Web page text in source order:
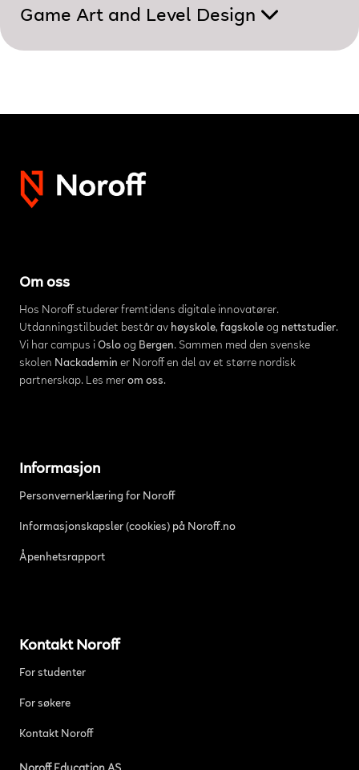
Game Art and Level Design
Om oss
Hos Noroff studerer fremtidens digitale innovatører.
Utdanningstilbudet består av høyskole, fagskoleog nettstudier.
Vi har campus i Osloog Bergen. Sammen med den svenske
skolen Nackademin er Noroff en del av et større nordisk
partnerskap. Les mer om oss.
Informasjon
Personvernerklæring for Noroff
Informasjonskapsler (cookies) på Noroff.no
Åpenhetsrapport
Kontakt Noroff
For studenter
For søkere
Kontakt Noroff